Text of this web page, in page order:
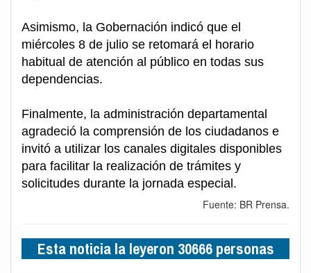
Asimismo, la Gobernación indicó que el
miércoles 8 de julio se retomará el horario
habitual de atención al público en todas sus
dependencias.
Finalmente, la administración departamental
agradeció la comprensión de los ciudadanos e
invitó a utilizar los canales digitales disponibles
para facilitar la realización de trámites y
solicitudes durante la jornada especial.
Fuente: BR Prensa.
Esta noticia la leyeron 30666 personas